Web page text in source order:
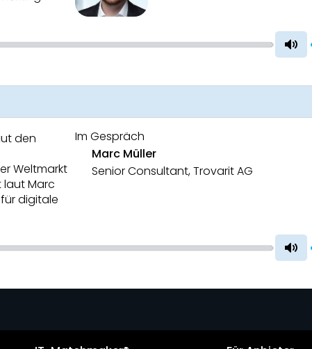
Mute
den
Weltmarkt
laut Marc
digitale
Im Gespräch
Marc Müller
Senior Consultant, Trovarit AG
Mute